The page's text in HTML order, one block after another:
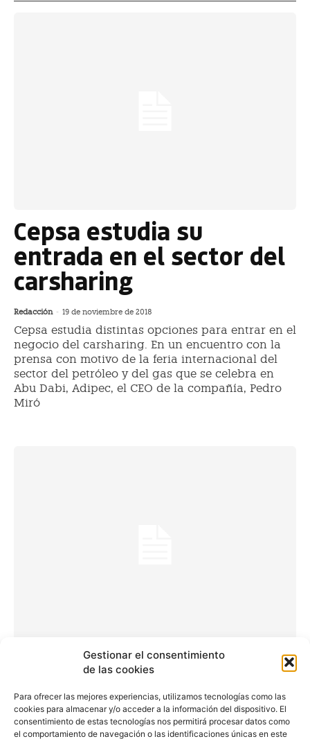
Gestionar el consentimiento
de las cookies
Para ofrecer las mejores experiencias, utilizamos tecnologías como las
cookies para almacenar y/o acceder a la información del dispositivo. El
consentimiento de estas tecnologías nos permitirá procesar datos como
el comportamiento de navegación o las identificaciones únicas en este
Cepsa estudia su
entrada en el sector del
carsharing
Redacción - 19 de noviembre de 2018
Cepsa estudia distintas opciones para entrar en el
negocio del carsharing. En un encuentro con la
prensa con motivo de la feria internacional del
sector del petróleo y del gas que se celebra en
Abu Dabi, Adipec, el CEO de la compañía, Pedro
Miró
Cepsa prevé que las
ventas de vehículos
eléctricos ronden el 41%